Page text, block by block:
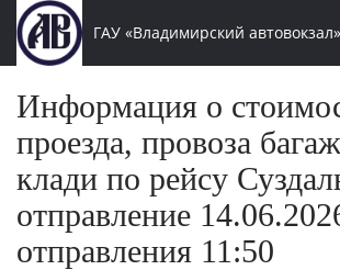
ГАУ «Владимирский автовокзал»
Информация о
проезда, провоза
клади по рейсу
отправление
отправления 11:50